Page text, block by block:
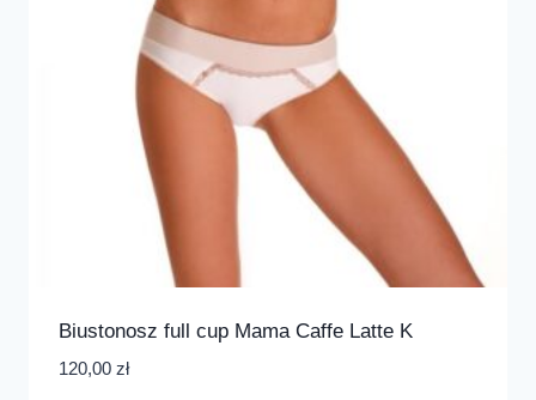
Biustonosz full cup Mama Caffe Latte K
120,00 zł